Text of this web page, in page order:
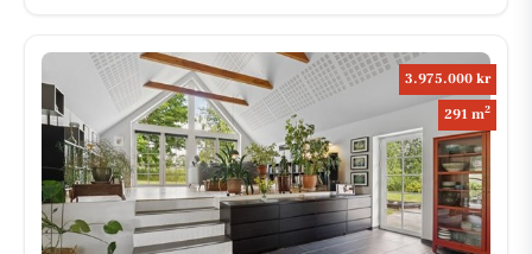
3.975.000 kr
291 m2